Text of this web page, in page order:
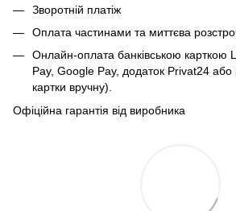
Зворотній платіж
Оплата частинами та миттєва
Онлайн-оплата банківською карткою
Pay, Google Pay, додаток Privat24 або
картки вручну).
Офіційна гарантія від виробника